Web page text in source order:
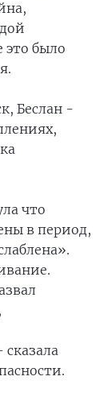
это было
Беслан -
что
в период,